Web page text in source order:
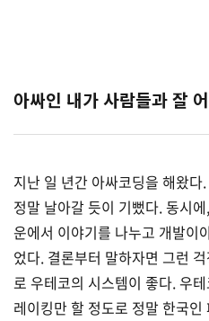
아싸인 내가 사람들과 잘
지난 일 년간 아싸코딩을 해왔
정말 날아갈 듯이 기뻤다. 동시
운에서 이야기를 나누고 개발이
었다. 결론부터 말하자면 그런
로 우테코의 시스템이 좋다. 우
레이킹만 할 정도로 정말 한국